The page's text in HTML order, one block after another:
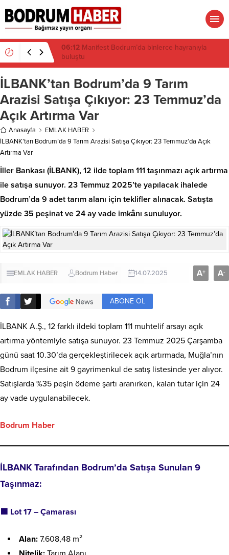
16:19Gümüşlük’te kıyı isyanı: Mandalinci hakkında
suç duyurusu
İLBANK’tan Bodrum’da 9 Tarım
Arazisi Satışa Çıkıyor: 23 Temmuz’da
Açık Artırma Var
Anasayfa
EMLAK HABER
İLBANK’tan Bodrum’da 9 Tarım Arazisi Satışa Çıkıyor: 23 Temmuz’da Açık
Artırma Var
İller Bankası (İLBANK), 12 ilde toplam 111 taşınmazı açık artırma
ile satışa sunuyor. 23 Temmuz 2025’te yapılacak ihalede
Bodrum’da 9 adet tarım alanı için teklifler alınacak. Satışta
yüzde 35 peşinat ve 24 ay vade imkânı sunuluyor.
EMLAK HABER Bodrum Haber 14.07.2025 A+ A-
ABONE OL
İLBANK A.Ş., 12 farklı ildeki toplam 111 muhtelif arsayı açık
artırma yöntemiyle satışa sunuyor. 23 Temmuz 2025 Çarşamba
günü saat 10.30’da gerçekleştirilecek açık artırmada, Muğla’nın
Bodrum ilçesine ait 9 gayrimenkul de satış listesinde yer alıyor.
Satışlarda %35 peşin ödeme şartı aranırken, kalan tutar için 24
ay vade uygulanabilecek.
Bodrum Haber
İLBANK Tarafından Bodrum’da Satışa Sunulan 9
Taşınmaz:
🟩 Lot 17 – Çamarası
Alan: 7.608,48 m²